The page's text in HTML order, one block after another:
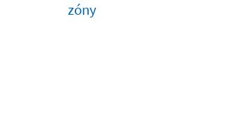
zóny